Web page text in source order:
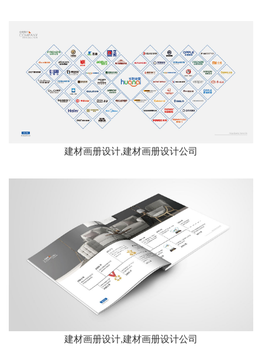
建材画册设计,建材画册设计公司
建材画册设计,建材画册设计公司